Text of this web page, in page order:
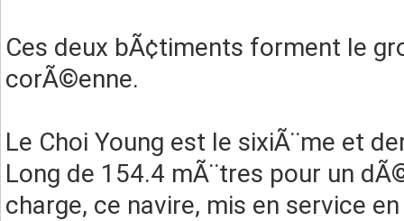
Ces deux bÃ¢timents forment le
corÃ©enne.
Le Choi Young est le sixiÃ¨me et
Long de 154.4 mÃ¨tres pour un
charge, ce navire, mis en service